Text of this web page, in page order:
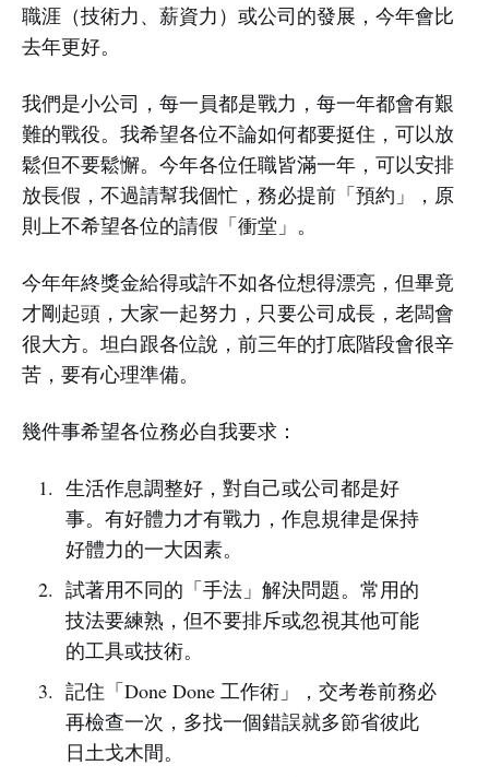
職涯（技術力、薪資力）或公司的發展，今年會比
去年更好。
我們是小公司，每一員都是戰力，每一年都會有艱
難的戰役。我希望各位不論如何都要挺住，可以放
鬆但不要鬆懈。今年各位任職皆滿一年，可以安排
放長假，不過請幫我個忙，務必提前「預約」，原
則上不希望各位的請假「衝堂」。
今年年終獎金給得或許不如各位想得漂亮，但畢竟
才剛起頭，大家一起努力，只要公司成長，老闆會
很大方。坦白跟各位說，前三年的打底階段會很辛
苦，要有心理準備。
幾件事希望各位務必自我要求：
生活作息調整好，對自己或公司都是好
事。有好體力才有戰力，作息規律是保持
好體力的一大因素。
試著用不同的「手法」解決問題。常用的
技法要練熟，但不要排斥或忽視其他可能
的工具或技術。
記住「Done Done 工作術」，交考卷前務必
再檢查一次，多找一個錯誤就多節省彼此
日土戈木間。